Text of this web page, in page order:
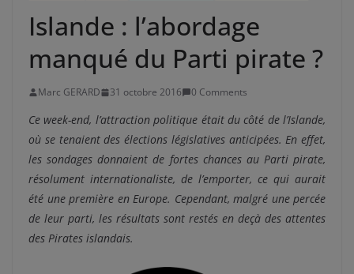
Islande : l’abordage
manqué du Parti pirate ?
Marc GERARD 31 octobre 2016 0 Comments
Ce week-end, l’attraction politique était du côté de l’Islande,
où se tenaient des élections législatives anticipées. En effet,
les sondages donnaient de fortes chances au Parti pirate,
résolument internationaliste, de l’emporter, ce qui aurait
été une première en Europe. Cependant, malgré une percée
de leur parti, les résultats sont restés en deçà des attentes
des Pirates islandais.